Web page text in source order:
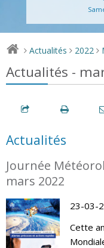
> Actualités > 2022 >
Actualités -
Actualités
Journée
mars 2022
23-03-
Cette